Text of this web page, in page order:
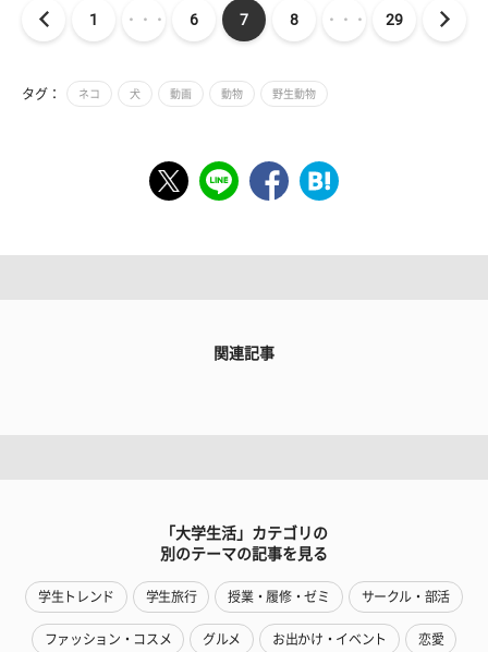
1 ・・・ 6 7 8 ・・・ 29
タグ： ネコ 犬 動画 動物 野生動物
関連記事
「大学生活」カテゴリの
別のテーマの記事を見る
学生トレンド 学生旅行 授業・履修・ゼミ サークル・部活
ファッション・コスメ グルメ お出かけ・イベント 恋愛